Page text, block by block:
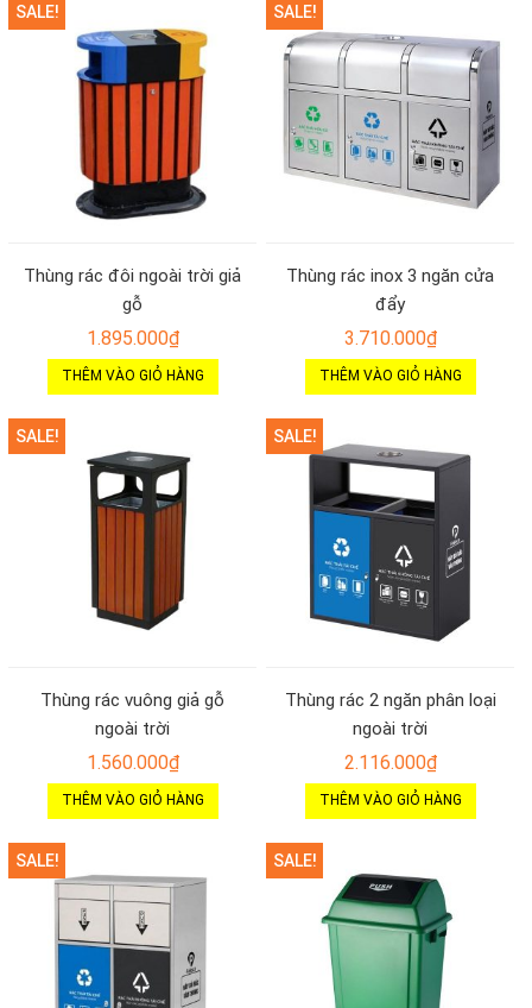
SALE!
Thùng rác đôi ngoài trời giả
gỗ
1.895.000₫
THÊM VÀO GIỎ HÀNG
SALE!
Thùng rác inox 3 ngăn cửa
đẩy
3.710.000₫
THÊM VÀO GIỎ HÀNG
SALE!
Thùng rác vuông giả gỗ
ngoài trời
1.560.000₫
THÊM VÀO GIỎ HÀNG
SALE!
Thùng rác 2 ngăn phân loại
ngoài trời
2.116.000₫
THÊM VÀO GIỎ HÀNG
SALE! SALE!